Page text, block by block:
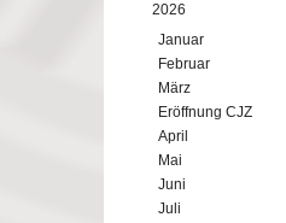
2026
Januar
Februar
März
Eröffnung CJZ
April
Mai
Juni
Juli